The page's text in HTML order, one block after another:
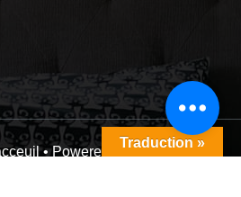
• Powered byWebdzier
Traduction »